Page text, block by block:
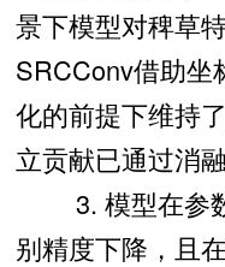
景下模型对稗草
SRCConv借助坐
化的前提下维持
立贡献已通过消
3. 模型在参数
别精度下降，且